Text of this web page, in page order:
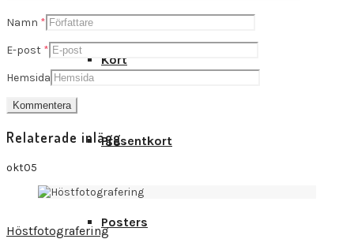
Kort
Presentkort
Posters
Namn *
E-post *
Hemsida
Relaterade inlägg
okt05
Höstfotografering